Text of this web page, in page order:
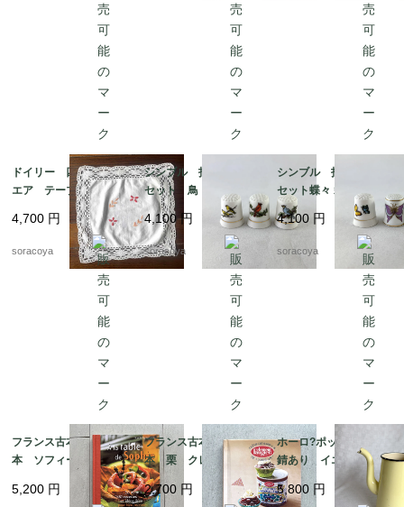
ドイリー 四角 スク
エア テーブルマッ
ト 花刺繍 12CLda1
9-４
4,700 円
soracoya
シンブル 指ぬき 3個
セット 鳥 小鳥 裁縫
道具 12otef2-8
4,100円
soracoya
シンブル 指ぬき 3個
セット蝶々 裁縫道具 1
2otef2-9
4,100 円
soracoya
フランス古本 レシピ
本 ソフィーのお料理
本 100レシピ 12ps
eh17-1
5,200 円
フランス古本 レシピ
本 栗 クレマン・フ
ォジェ マロンクリー
ム 12pseg20-2
2,700 円
ホーロ?ポット 蓋なし
錆あり イエロー ア
ウトドア 水差し 花
瓶 ガーデニング 12
5,800 円